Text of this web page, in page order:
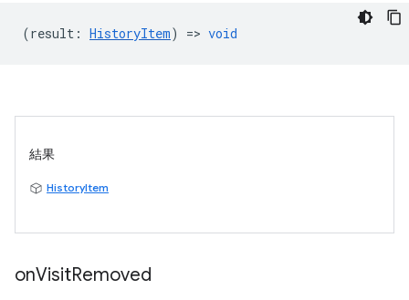
(result : HistoryItem) => void
結果
HistoryItem
onVisitRemoved